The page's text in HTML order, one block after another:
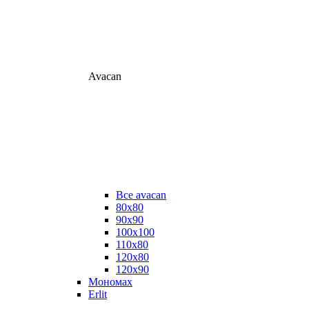
Avacan
Все avacan
80х80
90х90
100х100
110х80
120х80
120х90
Мономах
Erlit